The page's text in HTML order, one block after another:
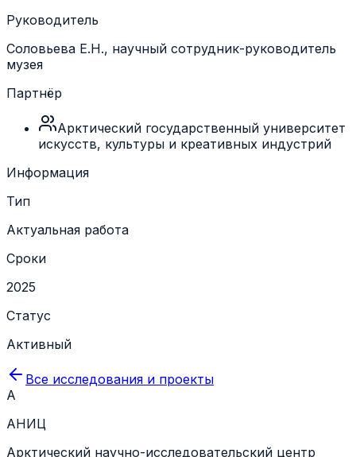
Руководитель
Соловьева Е.Н., научный сотрудник-руководитель
музея
Партнёр
Арктический государственный университет
искусств, культуры и креативных индустрий
Информация
Тип
Актуальная работа
Сроки
2025
Статус
Активный
Все исследования и проекты
А
АНИЦ
Арктический научно-исследовательский центр